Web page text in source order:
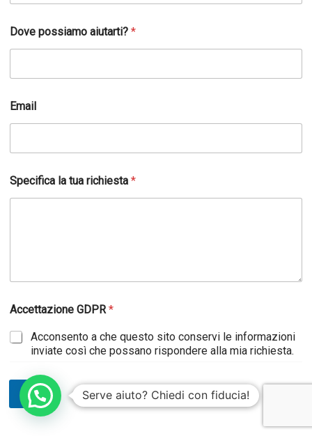
Dove possiamo aiutarti?*
C
o
n
m
e
D
Email
Specifica la tua richiesta*
Accettazione GDPR*
Acconsento a che questo sito conservi le informazioni
inviate così che possano rispondere alla mia richiesta.
Invia Serve aiuto? Chiedi con fiducia!